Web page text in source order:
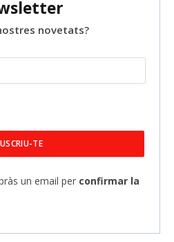
novetats?
un email per confirmar la